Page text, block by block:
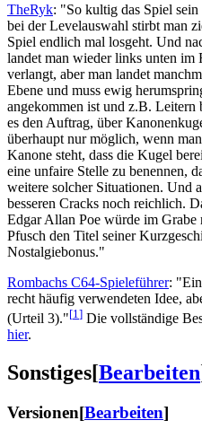
TheRyk: "So kultig das Spiel
bei der Levelauswahl stirbt man
Spiel endlich mal losgeht. Und
landet man wieder links unten im
verlangt, aber man landet
Ebene und muss ewig
angekommen ist und z.B.
es den Auftrag, über
überhaupt nur möglich, wenn
Kanone steht, dass die Kugel
eine unfaire Stelle zu benennen,
weitere solcher Situationen. Und
besseren Cracks noch reichlich.
Edgar Allan Poe würde im Grabe
Pfusch den Titel seiner
Nostalgiebonus."
Rombachs C64-Spieleführer:
recht häufig verwendeten Idee,
(Urteil 3)."[1 ] Die vollständige
hier.
Sonstiges[Bearbeiten
Versionen[Bearbeiten]